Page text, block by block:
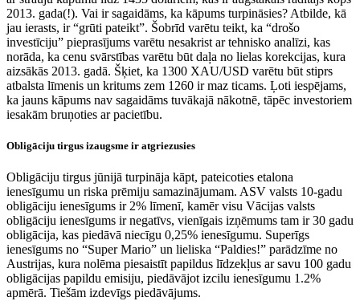
2013. gada(!). Vai ir sagaidāms, ka kāpums turpināsies? Atbilde, kā
jau ierasts, ir “grūti pateikt”. Šobrīd varētu teikt, ka “drošo
investīciju” pieprasījums varētu nesakrist ar tehnisko analīzi, kas
norāda, ka cenu svārstības varētu būt daļa no lielas korekcijas, kura
aizsākās 2013. gadā. Šķiet, ka 1300 XAU/USD varētu būt stiprs
atbalsta līmenis un kritums zem 1260 ir maz ticams. Ļoti iespējams,
ka jauns kāpums nav sagaidāms tuvākajā nākotnē, tāpēc investoriem
iesakām bruņoties ar pacietību.
Obligāciju tirgus izaugsme ir atgriezusies
Obligāciju tirgus jūnijā turpināja kāpt, pateicoties etalona
ienesīgumu un riska prēmiju samazinājumam. ASV valsts 10-gadu
obligāciju ienesīgums ir 2% līmenī, kamēr visu Vācijas valsts
obligāciju ienesīgums ir negatīvs, vienīgais izņēmums tam ir 30 gadu
obligācija, kas piedāvā niecīgu 0,25% ienesīgumu. Superīgs
ienesīgums no “Super Mario” un lieliska “Paldies!” parādzīme no
Austrijas, kura nolēma piesaistīt papildus līdzekļus ar savu 100 gadu
obligācijas papildu emisiju, piedāvājot izcilu ienesīgumu 1.2%
apmērā. Tiešām izdevīgs piedāvājums.